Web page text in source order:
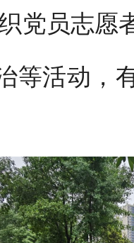
党员志愿
等活动，